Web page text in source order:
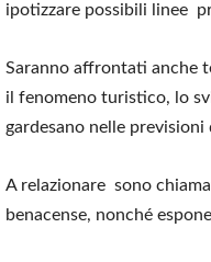
ipotizzare possibili linee
Saranno affrontati anche
il fenomeno turistico, lo
gardesano nelle
A relazionare sono
benacense, nonché